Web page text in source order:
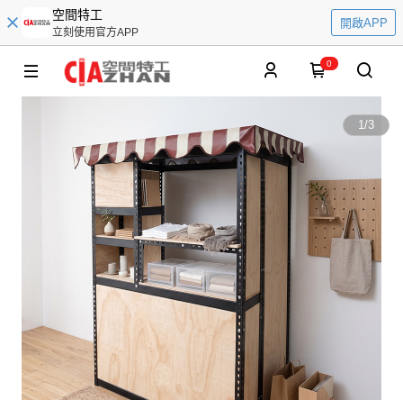
空間特工
立刻使用官方APP
開啟APP
0
1/3